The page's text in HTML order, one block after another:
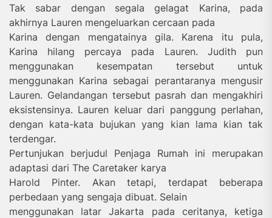
Tak sabar dengan segala gelagat Karina, pada
akhirnya Lauren mengeluarkan cercaan pada
Karina dengan mengatainya gila. Karena itu pula,
Karina hilang percaya pada Lauren. Judith pun
menggunakan kesempatan tersebut untuk
menggunakan Karina sebagai perantaranya mengusir
Lauren. Gelandangan tersebut pasrah dan mengakhiri
eksistensinya. Lauren keluar dari panggung perlahan,
dengan kata-kata bujukan yang kian lama kian tak
terdengar.
Pertunjukan berjudul Penjaga Rumah ini merupakan
adaptasi dari The Caretaker karya
Harold Pinter. Akan tetapi, terdapat beberapa
perbedaan yang sengaja dibuat. Selain
menggunakan latar Jakarta pada ceritanya, ketiga